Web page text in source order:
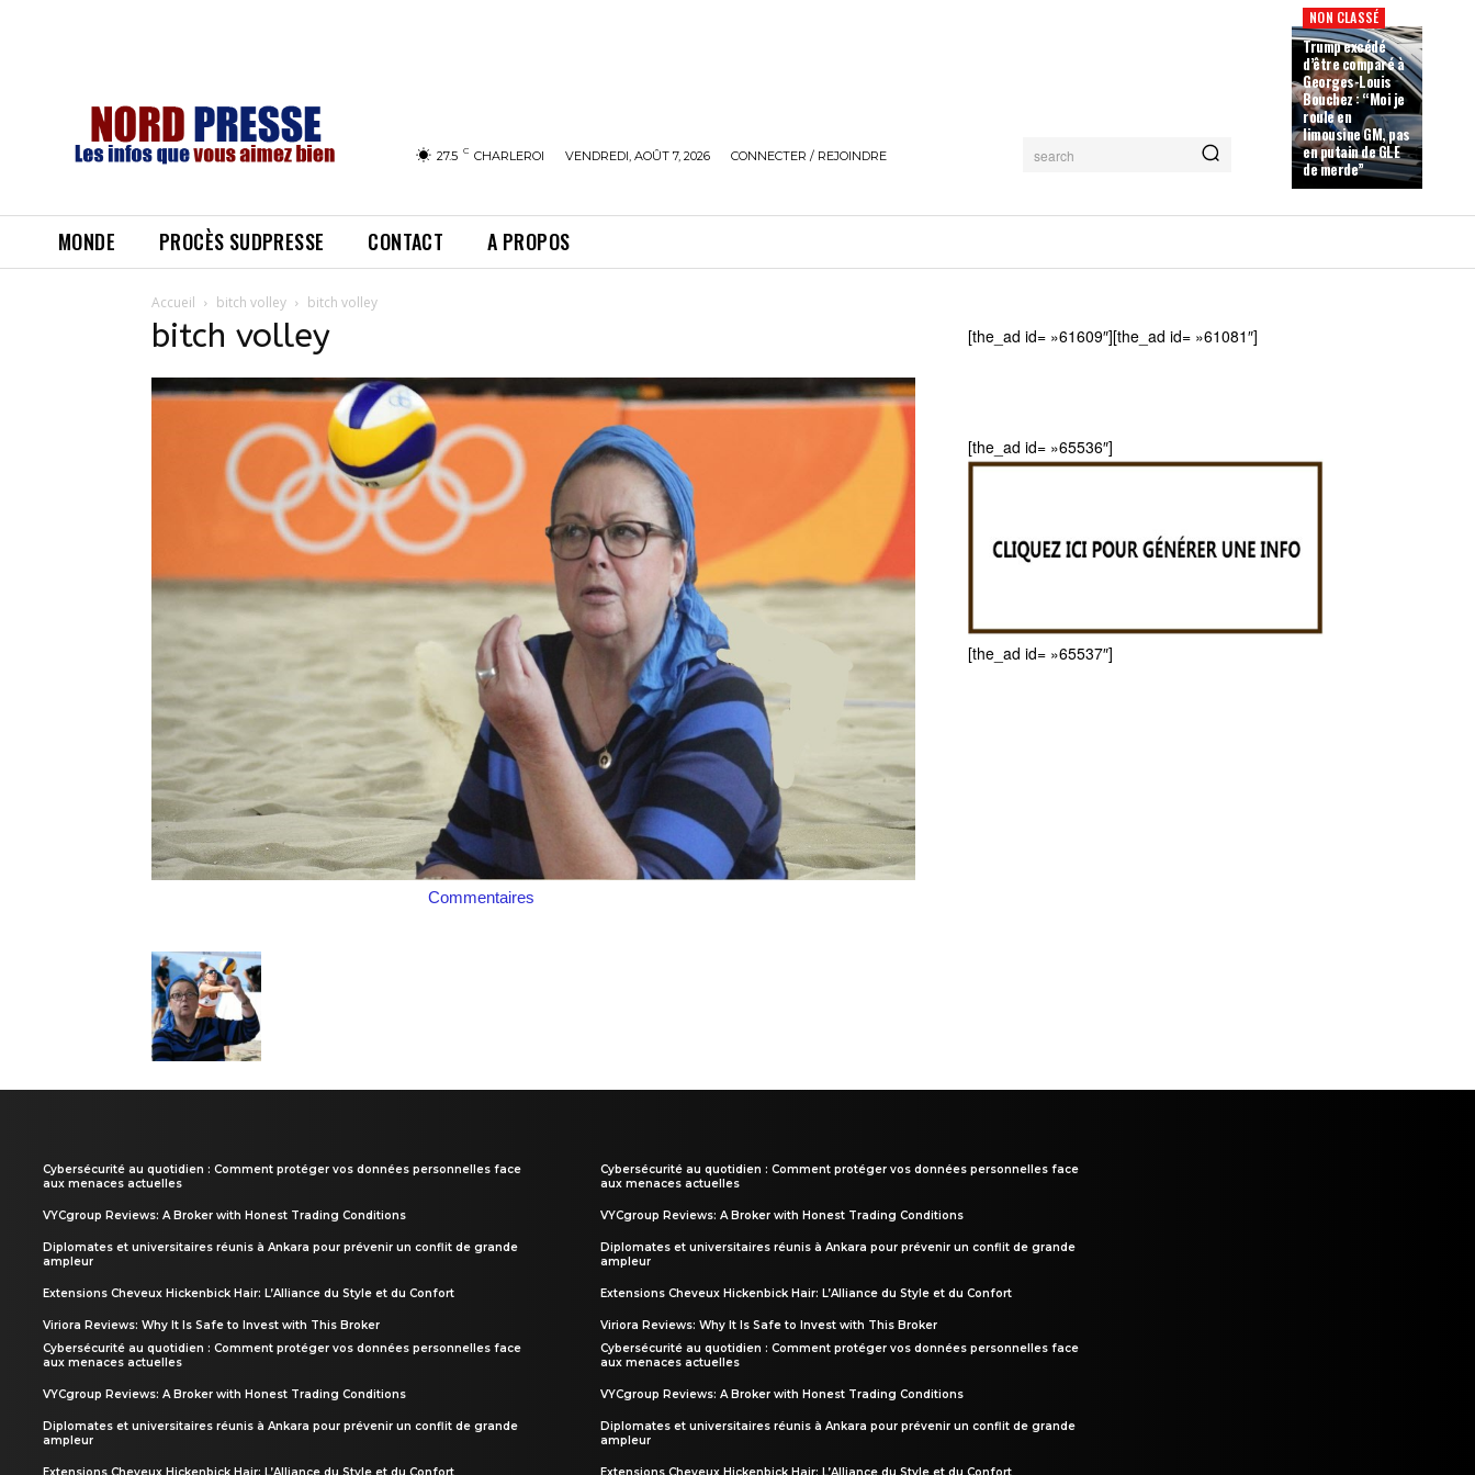
27.5 C CHARLEROI VENDREDI, AOÛT 7, 2026 CONNECTER / REJOINDRE search
NON CLASSÉ
Trump excédé
d’être comparé à
Georges-Louis
Bouchez : “Moi je
roule en
limousine GM, pas
en putain de GLE
de merde”
MONDE PROCÈS SUDPRESSE CONTACT A PROPOS
Accueil bitch volley bitch volley
bitch volley
Commentaires
[the_ad id= »61609″][the_ad id= »61081″]
[the_ad id= »65536″]
[the_ad id= »65537″]
Cybersécurité au quotidien : Comment protéger vos données personnelles face
aux menaces actuelles
VYCgroup Reviews: A Broker with Honest Trading Conditions
Diplomates et universitaires réunis à Ankara pour prévenir un conflit de grande
ampleur
Extensions Cheveux Hickenbick Hair: L’Alliance du Style et du Confort
Viriora Reviews: Why It Is Safe to Invest with This Broker
Cybersécurité au quotidien : Comment protéger vos données personnelles face
aux menaces actuelles
VYCgroup Reviews: A Broker with Honest Trading Conditions
Diplomates et universitaires réunis à Ankara pour prévenir un conflit de grande
ampleur
Cybersécurité au quotidien : Comment protéger vos données personnelles face
aux menaces actuelles
VYCgroup Reviews: A Broker with Honest Trading Conditions
Diplomates et universitaires réunis à Ankara pour prévenir un conflit de grande
ampleur
Extensions Cheveux Hickenbick Hair: L’Alliance du Style et du Confort
Viriora Reviews: Why It Is Safe to Invest with This Broker
Cybersécurité au quotidien : Comment protéger vos données personnelles face
aux menaces actuelles
VYCgroup Reviews: A Broker with Honest Trading Conditions
Diplomates et universitaires réunis à Ankara pour prévenir un conflit de grande
ampleur